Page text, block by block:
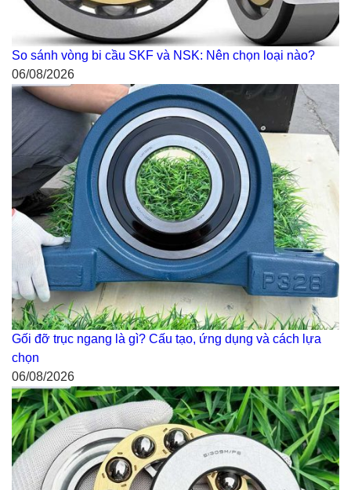
So sánh vòng bi cầu SKF và NSK: Nên chọn loại nào?
06/08/2026
Gối đỡ trục ngang là gì? Cấu tạo, ứng dụng và cách lựa
chọn
06/08/2026